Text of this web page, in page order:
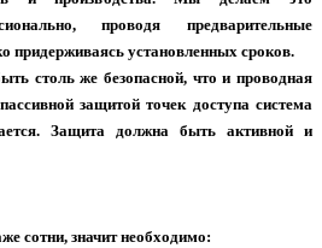
проводя предварительные
придерживаясь установленных сроков.
столь же безопасной, что и проводная
защитой точек доступа система
Защита должна быть активной и
сотни, значит необходимо: